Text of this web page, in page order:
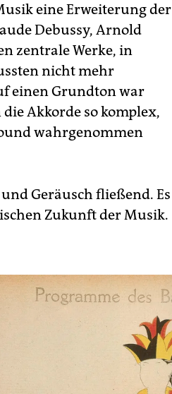
eine Erweiterung der
Debussy, Arnold
zentrale Werke, in
nicht mehr
einen Grundton war
Akkorde so komplex,
wahrgenommen
Geräusch fließend. Es
Zukunft der Musik.